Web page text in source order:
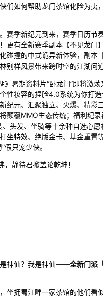
们如何帮助龙门茶馆化险为夷
赛季新纪元到来，赛季日历节
更有全新赛季副本【不见龙门
碰撞的中式诡异新体验，副本
别样风景带来跨时空的江湖问道
》暑期资料片“卧龙门”即将激
性妆容的捏脸4.0系统为你打
纪元、汇聚独立、火爆、精彩
颠覆MMO生态传统；福利纪录
头发、坐骑等十余种自选心愿
坐特效、绝版金卡、基金重置
假只宠少侠。
，静待君掀盖论乾坤！
是神仙？我是神仙——全新门派
坐拥蜀江畔一家茶馆的他们看